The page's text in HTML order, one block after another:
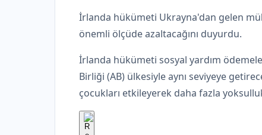
İrlanda hükümeti Ukrayna'dan gelen
önemli ölçüde azaltacağını duyurdu.
İrlanda hükümeti sosyal yardım
Birliği (AB) ülkesiyle aynı seviyeye
çocukları etkileyerek daha fazla